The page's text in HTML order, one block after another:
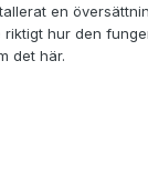
en
hur den
det här.